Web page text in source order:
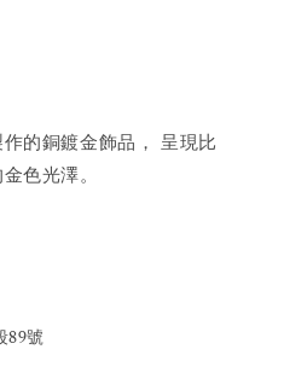
的銅鍍金飾品， 呈現比
色光澤。
89號